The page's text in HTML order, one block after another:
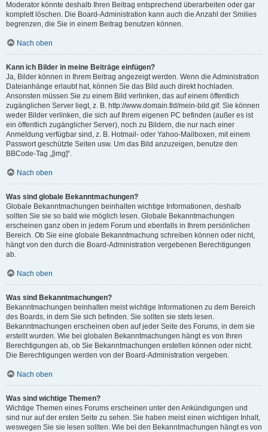
Moderator könnte deshalb Ihren Beitrag entsprechend überarbeiten oder gar
komplett löschen. Die Board-Administration kann auch die Anzahl der Smilies
begrenzen, die Sie in einem Beitrag benutzen können.
Nach oben
Kann ich Bilder in meine Beiträge einfügen?
Ja, Bilder können in Ihrem Beitrag angezeigt werden. Wenn die Administration
Dateianhänge erlaubt hat, können Sie das Bild auch direkt hochladen.
Ansonsten müssen Sie zu einem Bild verlinken, das auf einem öffentlich
zugänglichen Server liegt, z. B. http://www.domain.tld/mein-bild.gif. Sie können
weder Bilder verlinken, die sich auf Ihrem eigenen PC befinden (außer es ist
ein öffentlich zugänglicher Server), noch zu Bildern, die nur nach einer
Anmeldung verfügbar sind, z. B. Hotmail- oder Yahoo-Mailboxen, mit einem
Passwort geschützte Seiten usw. Um das Bild anzuzeigen, benutze den
BBCode-Tag „[img]“.
Nach oben
Was sind globale Bekanntmachungen?
Globale Bekanntmachungen beinhalten wichtige Informationen, deshalb
sollten Sie sie so bald wie möglich lesen. Globale Bekanntmachungen
erscheinen ganz oben in jedem Forum und ebenfalls in Ihrem persönlichen
Bereich. Ob Sie eine globale Bekanntmachung schreiben können oder nicht,
hängt von den durch die Board-Administration vergebenen Berechtigungen
ab.
Nach oben
Was sind Bekanntmachungen?
Bekanntmachungen beinhalten meist wichtige Informationen zu dem Bereich
des Boards, in dem Sie sich befinden. Sie sollten sie stets lesen.
Bekanntmachungen erscheinen oben auf jeder Seite des Forums, in dem sie
erstellt wurden. Wie bei globalen Bekanntmachungen hängt es von Ihren
Berechtigungen ab, ob Sie Bekanntmachungen erstellen können oder nicht.
Die Berechtigungen werden von der Board-Administration vergeben.
Nach oben
Was sind wichtige Themen?
Wichtige Themen eines Forums erscheinen unter den Ankündigungen und
sind nur auf der ersten Seite zu sehen. Sie haben meist einen wichtigen Inhalt,
weswegen Sie sie lesen sollten. Wie bei den Bekanntmachungen hängt es von